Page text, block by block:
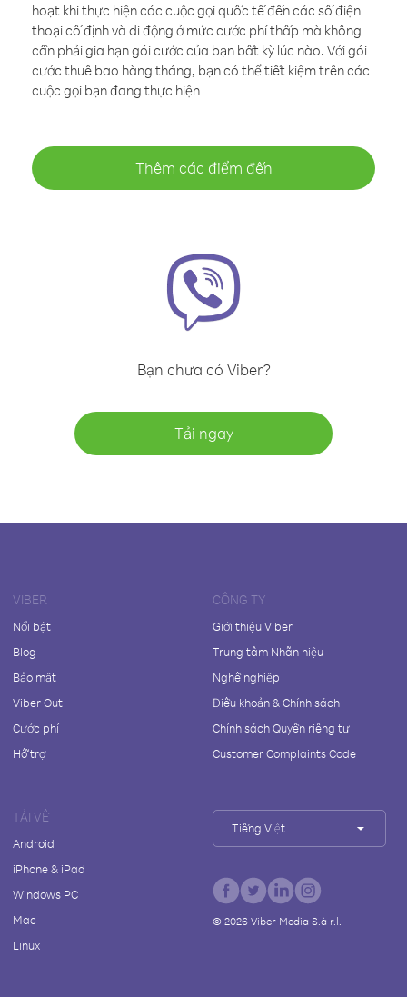
hoạt khi thực hiện các cuộc gọi quốc tế đến các số điện
thoại cố định và di động ở mức cước phí thấp mà không
cần phải gia hạn gói cước của bạn bất kỳ lúc nào. Với gói
cước thuê bao hàng tháng, bạn có thể tiết kiệm trên các
cuộc gọi bạn đang thực hiện
Thêm các điểm đến
Bạn chưa có Viber?
Tải ngay
VIBER
Nổi bật
Blog
Bảo mật
Viber Out
Cước phí
Hỗ trợ
CÔNG TY
Giới thiệu Viber
Trung tâm Nhãn hiệu
Nghề nghiệp
Điều khoản & Chính sách
Chính sách Quyền riêng tư
Customer Complaints Code
TẢI VỀ
Android
iPhone & iPad
Windows PC
Mac
Linux
Tiếng Việt
© 2026Viber Media S.à r.l.